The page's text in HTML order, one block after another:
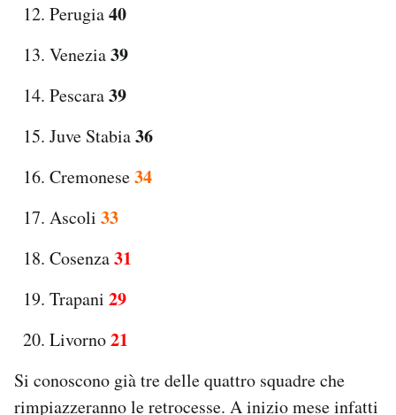
Perugia40
Venezia39
Pescara39
Juve Stabia36
Cremonese34
Ascoli 33
Cosenza31
Trapani 29
Livorno21
Si conoscono già tre delle quattro squadre che
rimpiazzeranno le retrocesse. A inizio mese infatti